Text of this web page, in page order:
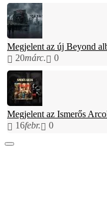
Megjelent az új Beyond
20márc. 0
Megjelent az Ismerős
16febr. 0